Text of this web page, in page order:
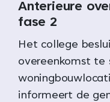
Anterieure
fase 2
Het college
overeenkomst te
informeert de